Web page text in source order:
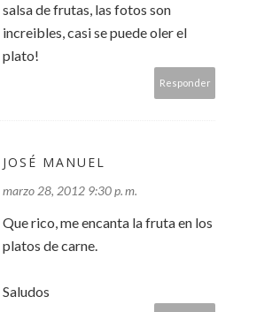
salsa de frutas, las fotos son
increibles, casi se puede oler el
plato!
Responder
JOSÉ MANUEL
marzo 28, 2012 9:30 p. m.
Que rico, me encanta la fruta en los
platos de carne.
Saludos